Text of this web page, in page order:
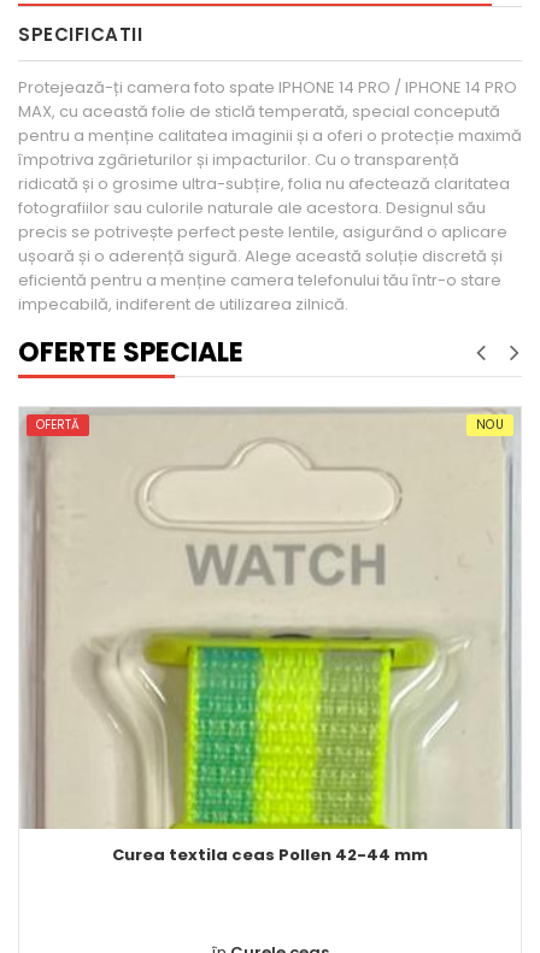
SPECIFICATII
Protejează-ți camera foto spate IPHONE 14 PRO / IPHONE 14 PRO
MAX, cu această folie de sticlă temperată, special concepută
pentru a menține calitatea imaginii și a oferi o protecție maximă
împotriva zgârieturilor și impacturilor. Cu o transparență
ridicată și o grosime ultra-subțire, folia nu afectează claritatea
fotografiilor sau culorile naturale ale acestora. Designul său
precis se potrivește perfect peste lentile, asigurând o aplicare
ușoară și o aderență sigură. Alege această soluție discretă și
eficientă pentru a menține camera telefonului tău într-o stare
impecabilă, indiferent de utilizarea zilnică.
OFERTE SPECIALE
Pollen 42-44 mm Folie sticla